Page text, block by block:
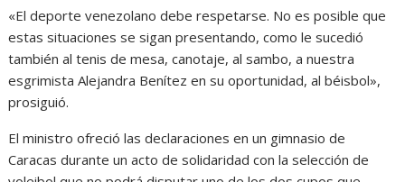
«El deporte venezolano debe respetarse. No es posible que
estas situaciones se sigan presentando, como le sucedió
también al tenis de mesa, canotaje, al sambo, a nuestra
esgrimista Alejandra Benítez en su oportunidad, al béisbol»,
prosiguió.
El ministro ofreció las declaraciones en un gimnasio de
Caracas durante un acto de solidaridad con la selección de